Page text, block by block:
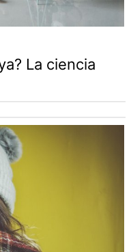
La ciencia